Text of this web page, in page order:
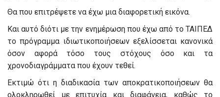
Θα που επιτρέψετε να έχω μια διαφορετική εικόνα.
Και αυτό διότι με την ενημέρωση που έχω από το ΤΑΙΠΕΔ
το πρόγραμμα ιδιωτικοποιήσεων εξελίσσεται κανονικά
όσον αφορά τόσο τους στόχους όσο και τα
χρονοδιαγράμματα που έχουν τεθεί.
Εκτιμώ ότι η διαδικασία των αποκρατικοποιήσεων θα
ολοκληρωθεί με επιτυχία και διαφάνεια, καθώς το